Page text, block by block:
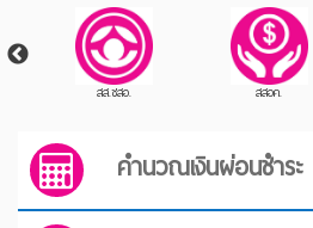
สส.ชสอ. สสอค.
คำนวณเงินผ่อนชำระ